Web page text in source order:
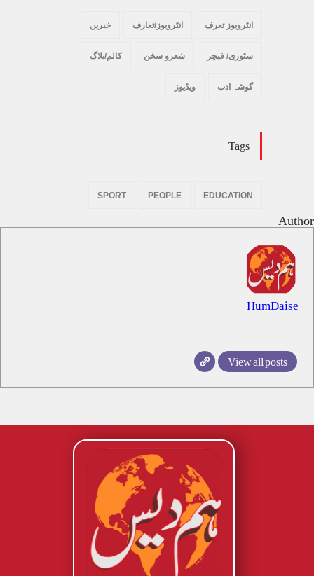
انٹرویوز تعرف انٹرویوز/تعارف خبریں
سٹوری/ فیچر شعرو سخن کالم/بلاگ
گوشہ ادب ویڈیوز
Tags
EDUCATION
PEOPLE
SPORT
Author
HumDaise
View all posts